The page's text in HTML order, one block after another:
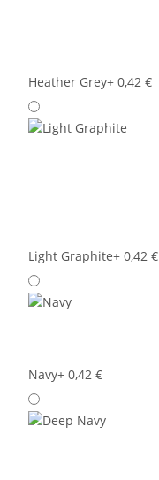
Heather Grey+ 0,42 €
Light Graphite+ 0,42 €
Navy+ 0,42 €